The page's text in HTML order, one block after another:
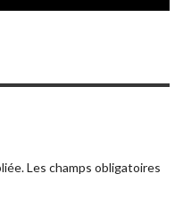
Les champs obligatoires